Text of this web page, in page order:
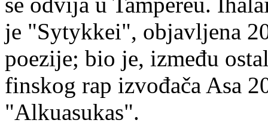
je "Sytykkei", objavljena
poezije; bio je, između
finskog rap izvođača Asa
"Alkuasukas".